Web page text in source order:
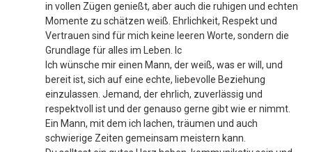
in vollen Zügen genießt, aber auch die ruhigen und echten
Momente zu schätzen weiß. Ehrlichkeit, Respekt und
Vertrauen sind für mich keine leeren Worte, sondern die
Grundlage für alles im Leben. Ic
Ich wünsche mir einen Mann, der weiß, was er will, und
bereit ist, sich auf eine echte, liebevolle Beziehung
einzulassen. Jemand, der ehrlich, zuverlässig und
respektvoll ist und der genauso gerne gibt wie er nimmt.
Ein Mann, mit dem ich lachen, träumen und auch
schwierige Zeiten gemeinsam meistern kann.